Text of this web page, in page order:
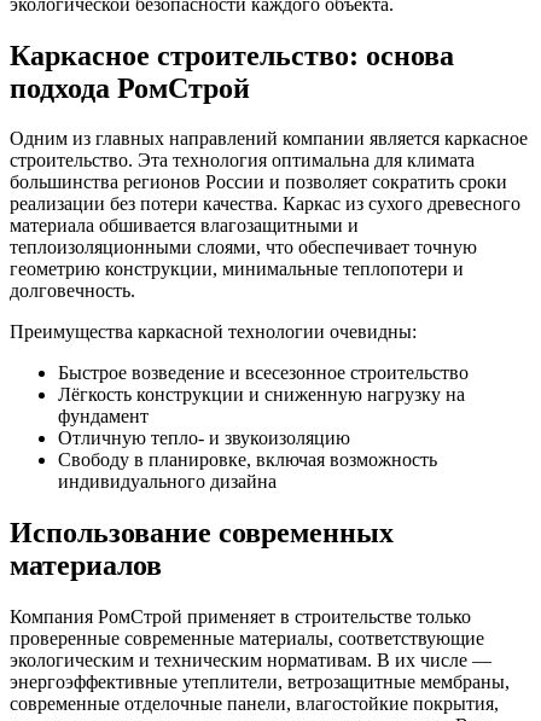
Каркасное строительство: основа
подхода РомСтрой
Одним из главных направлений компании является каркасное
строительство. Эта технология оптимальна для климата
большинства регионов России и позволяет сократить сроки
реализации без потери качества. Каркас из сухого древесного
материала обшивается влагозащитными и
теплоизоляционными слоями, что обеспечивает точную
геометрию конструкции, минимальные теплопотери и
долговечность.
Преимущества каркасной технологии очевидны:
Быстрое возведение и всесезонное строительство
Лёгкость конструкции и сниженную нагрузку на
фундамент
Отличную тепло- и звукоизоляцию
Свободу в планировке, включая возможность
индивидуального дизайна
Использование современных
материалов
Компания РомСтрой применяет в строительстве только
проверенные современные материалы, соответствующие
экологическим и техническим нормативам. В их числе —
энергоэффективные утеплители, ветрозащитные мембраны,
современные отделочные панели, влагостойкие покрытия,